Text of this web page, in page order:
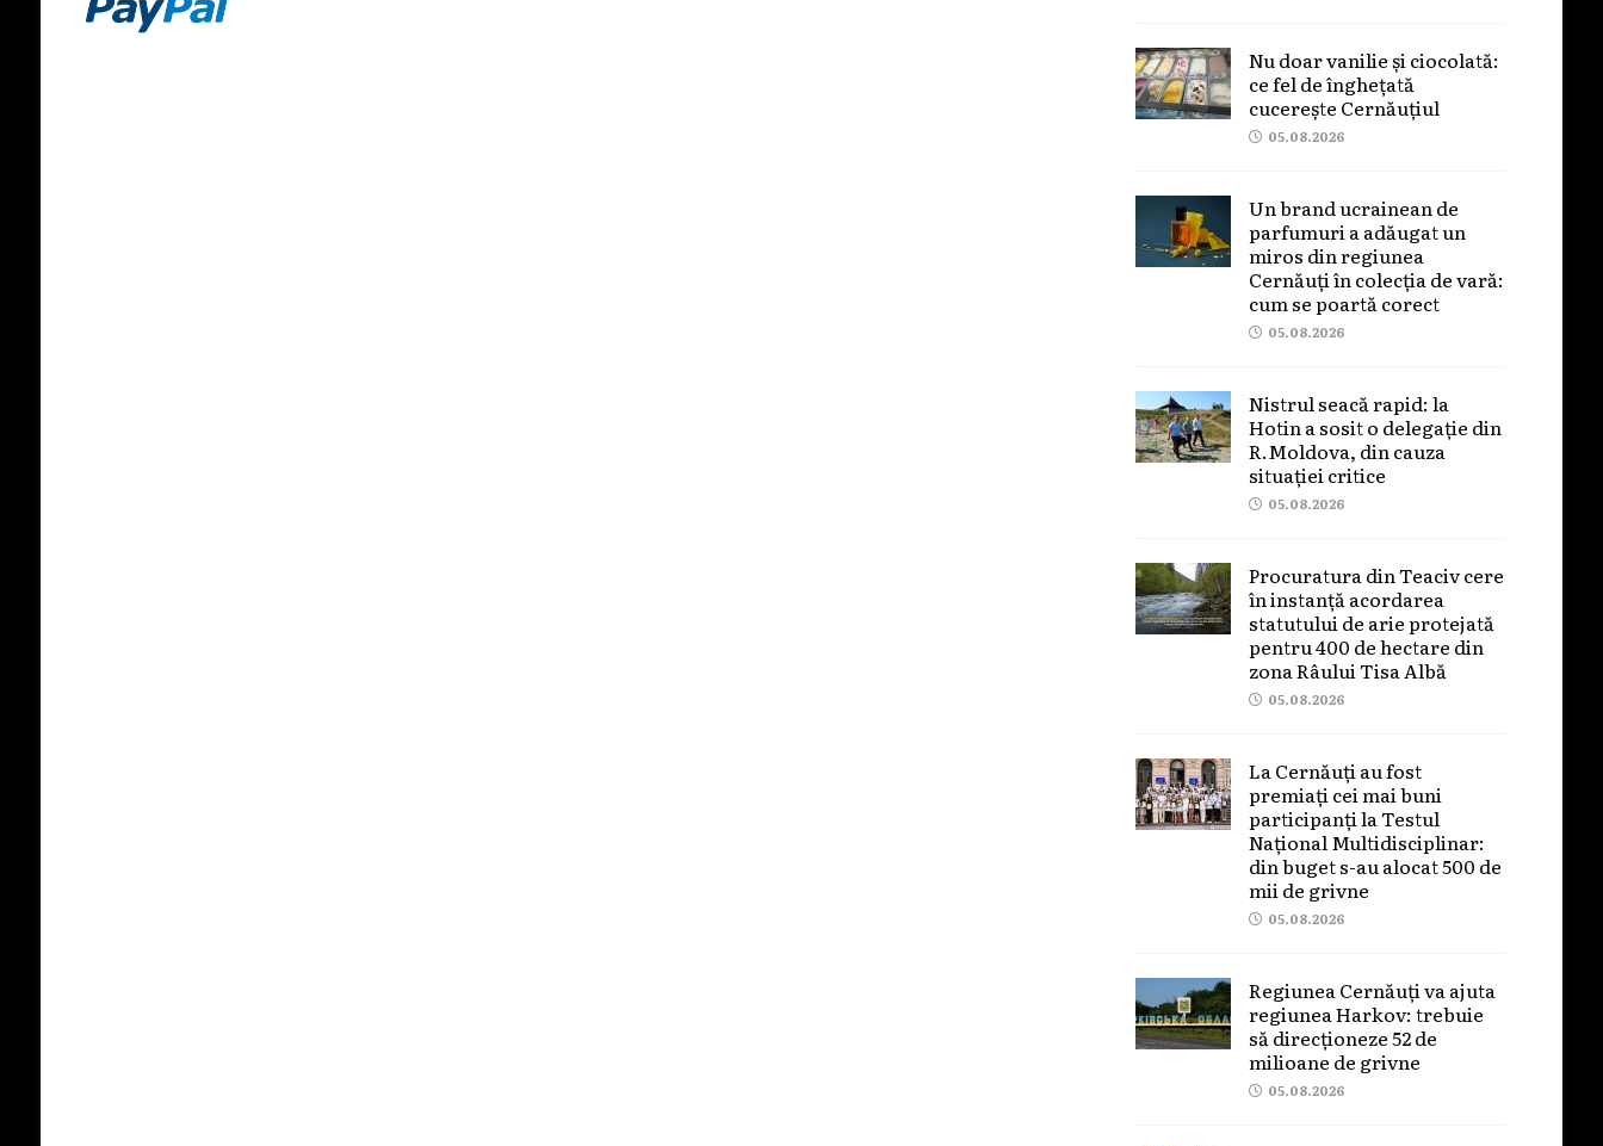
Nu doar vanilie și ciocolată:
ce fel de înghețată
cucerește Cernăuțiul
05.08.2026
Un brand ucrainean de
parfumuri a adăugat un
miros din regiunea
Cernăuți în colecția de vară:
cum se poartă corect
05.08.2026
Nistrul seacă rapid: la
Hotin a sosit o delegație din
R.Moldova, din cauza
situației critice
05.08.2026
Procuratura din Teaciv cere
în instanță acordarea
statutului de arie protejată
pentru 400 de hectare din
zona Râului Tisa Albă
05.08.2026
La Cernăuți au fost
premiați cei mai buni
participanți la Testul
Național Multidisciplinar:
din buget s-au alocat 500 de
mii de grivne
05.08.2026
Regiunea Cernăuți va ajuta
regiunea Harkov: trebuie
să direcționeze 52 de
milioane de grivne
05.08.2026